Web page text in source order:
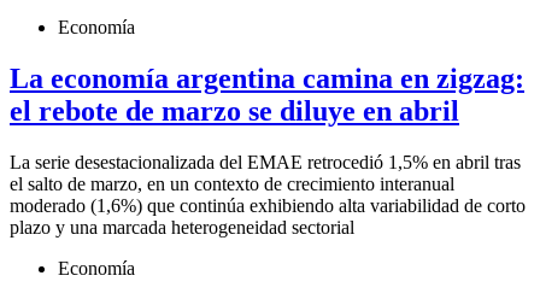
Economía
La economía argentina camina en zigzag:
el rebote de marzo se diluye en abril
La serie desestacionalizada del EMAE retrocedió 1,5% en abril tras
el salto de marzo, en un contexto de crecimiento interanual
moderado (1,6%) que continúa exhibiendo alta variabilidad de corto
plazo y una marcada heterogeneidad sectorial
Economía